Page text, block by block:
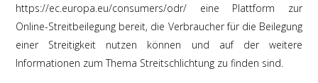
https://ec.europa.eu/consumers/odr/ eine Plattform zur
Online-Streitbeilegung bereit, die Verbraucher für die Beilegung
einer Streitigkeit nutzen können und auf der weitere
Informationen zum Thema Streitschlichtung zu finden sind.